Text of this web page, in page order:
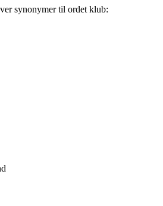
synonymer til ordet klub: